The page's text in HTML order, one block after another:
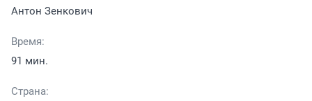
Антон Зенкович
Время:
91 мин.
Страна: